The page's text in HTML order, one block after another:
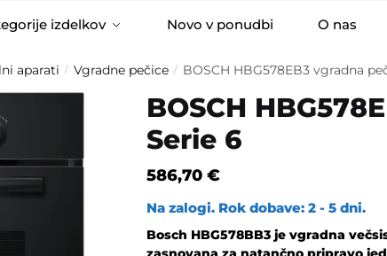
izdelkov Novo v ponudbi O nas
aparati / Vgradne pečice / BOSCH HBG578EB3 vgradna
BOSCH
Serie 6
586,70€
Na zalogi. Rok dobave: 2 - 5 dni.
Bosch HBG578BB3 je vgradna